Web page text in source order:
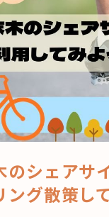
のシェアサ
ング散策し